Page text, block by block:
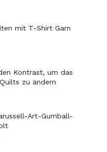
mit T-Shirt Garn
Kontrast, um das
zu ändern
Art-Gumball-